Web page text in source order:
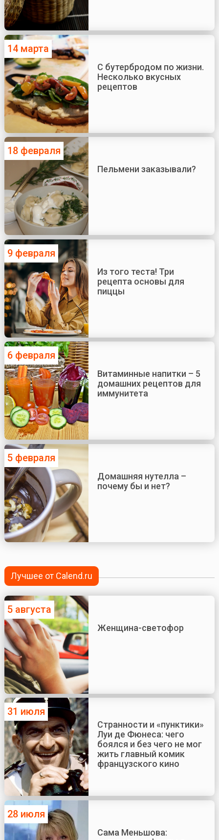
14 марта
С бутербродом по жизни.
Несколько вкусных
рецептов
18 февраля
Пельмени заказывали?
9 февраля
Из того теста! Три
рецепта основы для
пиццы
6 февраля
Витаминные напитки – 5
домашних рецептов для
иммунитета
5 февраля
Домашняя нутелла –
почему бы и нет?
Лучшее от Calend.ru
5 августа
Женщина-светофор
31 июля
Странности и «пунктики»
Луи де Фюнеса: чего
боялся и без чего не мог
жить главный комик
французского кино
28 июля
Сама Меньшова: